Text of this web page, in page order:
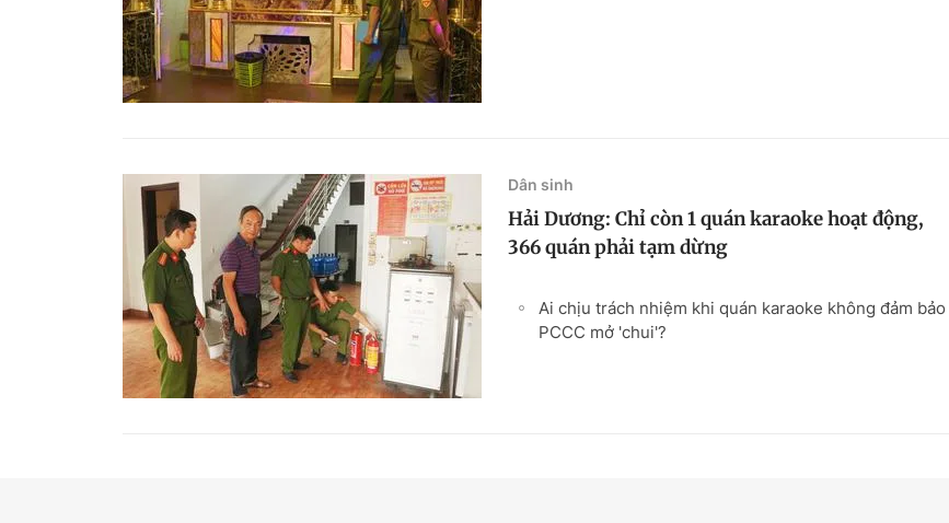
Dân sinh
Hải Dương: Chỉ còn 1 quán karaoke hoạt động,
366 quán phải tạm dừng
Ai chịu trách nhiệm khi quán karaoke không đảm bảo
PCCC mở 'chui'?